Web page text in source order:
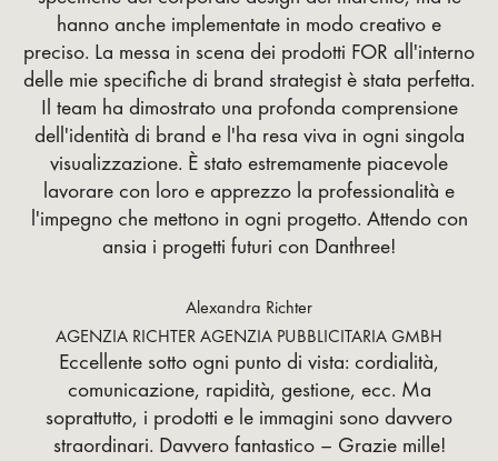
hanno anche implementate in modo creativo e
preciso. La messa in scena dei prodotti FOR all'interno
delle mie specifiche di brand strategist è stata perfetta.
Il team ha dimostrato una profonda comprensione
dell'identità di brand e l'ha resa viva in ogni singola
visualizzazione. È stato estremamente piacevole
lavorare con loro e apprezzo la professionalità e
l'impegno che mettono in ogni progetto. Attendo con
ansia i progetti futuri con Danthree!
Alexandra Richter
AGENZIA RICHTER AGENZIA PUBBLICITARIA GMBH
Eccellente sotto ogni punto di vista: cordialità,
comunicazione, rapidità, gestione, ecc. Ma
soprattutto, i prodotti e le immagini sono davvero
straordinari. Davvero fantastico – Grazie mille!